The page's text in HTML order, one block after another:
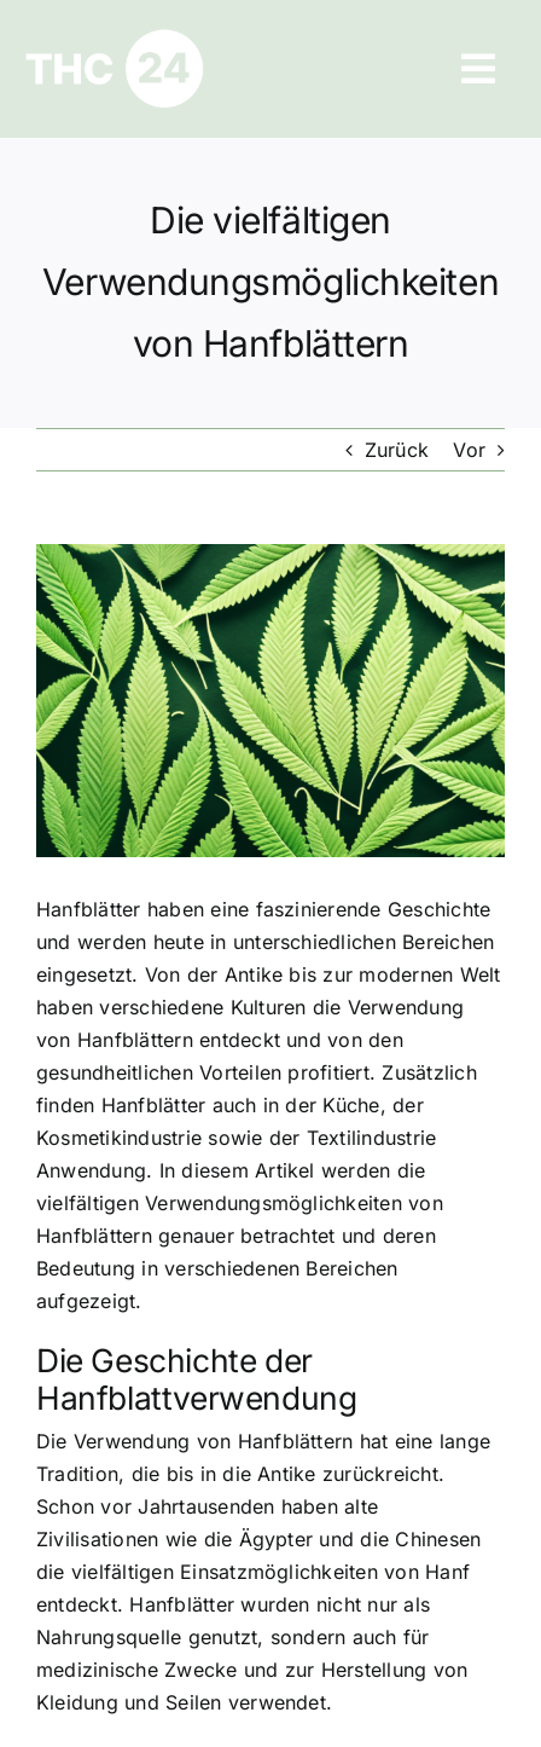
springen
Ratgeber
Hilfe und Kontakt
Datenschutz
Die vielfältigen
Verwendungsmöglichkeiten
von Hanfblättern
Zurück Vor
Zeige
grösseres
Bild
Hanfblätter haben eine faszinierende Geschichte
und werden heute in unterschiedlichen Bereichen
eingesetzt. Von der Antike bis zur modernen Welt
haben verschiedene Kulturen die Verwendung
von Hanfblättern entdeckt und von den
gesundheitlichen Vorteilen profitiert. Zusätzlich
finden Hanfblätter auch in der Küche, der
Kosmetikindustrie sowie der Textilindustrie
Anwendung. In diesem Artikel werden die
vielfältigen Verwendungsmöglichkeiten von
Hanfblättern genauer betrachtet und deren
Bedeutung in verschiedenen Bereichen
aufgezeigt.
Die Geschichte der
Hanfblattverwendung
Die Verwendung von Hanfblättern hat eine lange
Tradition, die bis in die Antike zurückreicht.
Schon vor Jahrtausenden haben alte
Zivilisationen wie die Ägypter und die Chinesen
die vielfältigen Einsatzmöglichkeiten von Hanf
entdeckt. Hanfblätter wurden nicht nur als
Nahrungsquelle genutzt, sondern auch für
medizinische Zwecke und zur Herstellung von
Kleidung und Seilen verwendet.